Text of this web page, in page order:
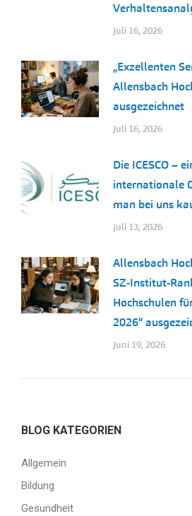
Juli 16, 2026
„Exzellenten
Allensbach
ausgezeichnet
Juli 16, 2026
Die ICESCO –
internationale
man bei uns
Juli 13, 2026
Allensbach
SZ-Institut-
Hochschulen
2026“
Juni 19, 2026
BLOG KATEGORIEN
Allgemein
Bildung
Gesundheit